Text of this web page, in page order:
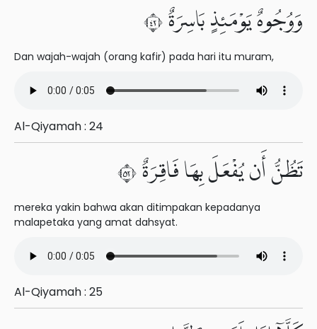
وَوُجُوهٌ يَوْمَئِذٍۭ بَاسِرَةٌ ٢٤
Dan wajah-wajah (orang kafir) pada hari itu muram,
Al-Qiyamah : 24
تَظُنُّ أَن يُفْعَلَ بِهَا فَاقِرَةٌ ٢٥
mereka yakin bahwa akan ditimpakan kepadanya
malapetaka yang amat dahsyat.
Al-Qiyamah : 25